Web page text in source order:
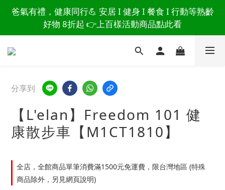
讀懂爸爸總說「不用買」的堅強 👉 3大生活貼心巧
思，找回他的生活主導權
爸氣有禮，健康同行💪 安居 I 健身 I 餐食 I 行動等熟齡
好物 8折起 👉上百樣活動商品點此看
讀懂爸爸總說「不用買」的堅強 👉 3大生活貼心巧
思，找回他的生活主導權
分享到
【L'elan】Freedom 101 健
康散步車【M1CT1810】
全店，全館商品單筆消費滿1500元免運費，限台灣地區 (特殊
商品除外，另見網頁說明)